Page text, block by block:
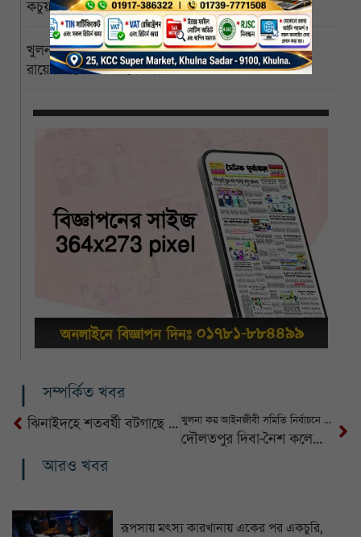
কচুয়ায় একই পরিবারের তিনজনের গলিত মরদেহ উদ্ধার
খুলনা বিশ্ববিদ্যালয়ের পাইকগাছা ক্যাম্পাস বিজ্ঞানী পিসি
রায়ের নামে নামকরণের দাবি
সম্পর্কিত খবর
ঝিনাইদহে শতবর্ষী বটগাছে রেস্তোরাঁ, পাখির কিচিরমিচির হারিয়ে গেছে মানুষের কোলাহলে খুলনা কর আইনজীবী সমিতি নির্বাচনে সভাপতি গোলাম রসুল, সম্পাদক মজিবুর রহমান
দৌলতপুর দিবা-নৈশ কলেজের নবগঠিত পরিচালনা পর্ষদের পরিচিতি সভা
আরও খবর
রূপসায় মৎস্য কারখানায় একের পর একচুরি,